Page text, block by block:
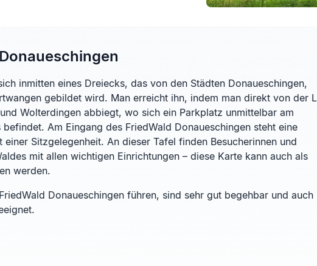
inmitten eines Dreiecks, das von den Städten Donaueschingen,
gebildet wird. Man erreicht ihn, indem man direkt von der L
Wolterdingen abbiegt, wo sich ein Parkplatz unmittelbar am
Am Eingang des FriedWald Donaueschingen steht eine
Sitzgelegenheit. An dieser Tafel finden Besucherinnen und
mit allen wichtigen Einrichtungen – diese Karte kann auch als
werden.
Donaueschingen führen, sind sehr gut begehbar und auch